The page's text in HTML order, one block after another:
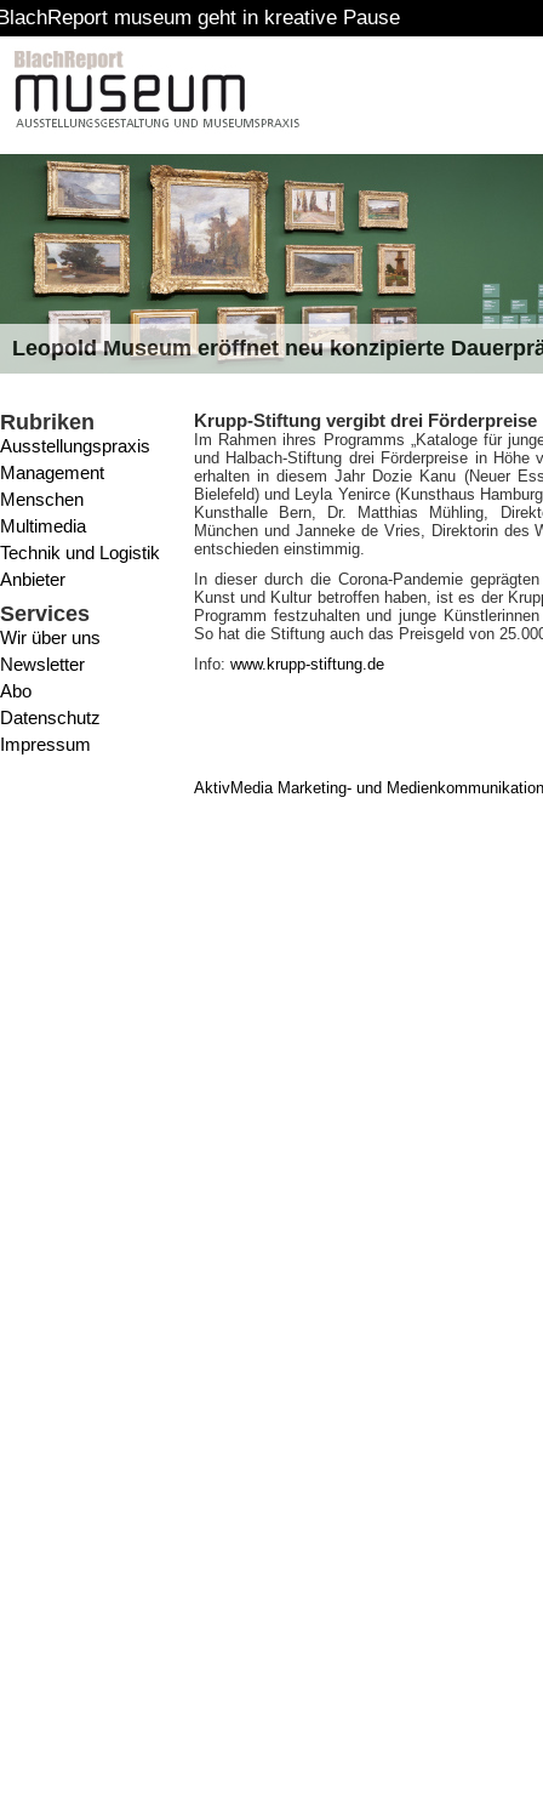
museum geht in kreative Pause
Leopold Museum eröffnet neu konzipierte
Rubriken
Ausstellungspraxis
Management
Menschen
Multimedia
Technik und Logistik
Anbieter
Services
Wir über uns
Newsletter
Abo
Datenschutz
Impressum
Krupp-Stiftung vergibt drei Förderpreise
Im Rahmen ihres Programms „Kataloge für
und Halbach-Stiftung drei Förderpreise in
erhalten in diesem Jahr Dozie Kanu (Neuer
Bielefeld) und Leyla Yenirce (Kunsthaus
Kunsthalle Bern, Dr. Matthias Mühling,
München und Janneke de Vries, Direktorin des
entschieden einstimmig.
In dieser durch die Corona-Pandemie
Kunst und Kultur betroffen haben, ist es der
Programm festzuhalten und junge
So hat die Stiftung auch das Preisgeld von
Info: www.krupp-stiftung.de
AktivMedia Marketing- und